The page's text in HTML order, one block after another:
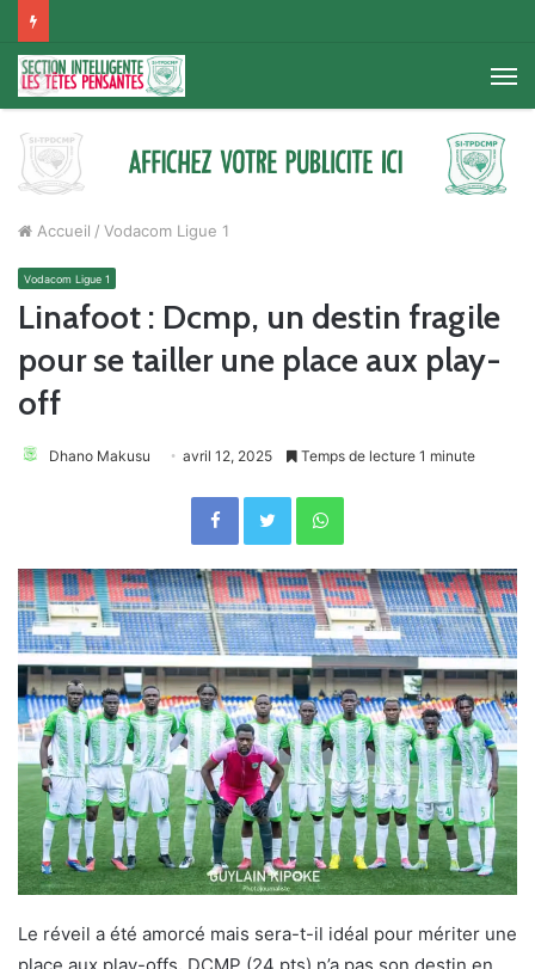
Accueil / Vodacom Ligue 1
Vodacom Ligue 1
Linafoot : Dcmp, un destin fragile
pour se tailler une place aux play-
off
Dhano Makusu avril 12, 2025 Temps de lecture 1 minute
FacebookTwitterWhatsApp
Le réveil a été amorcé mais sera-t-il idéal pour mériter une
place aux play-offs. DCMP (24 pts) n’a pas son destin en